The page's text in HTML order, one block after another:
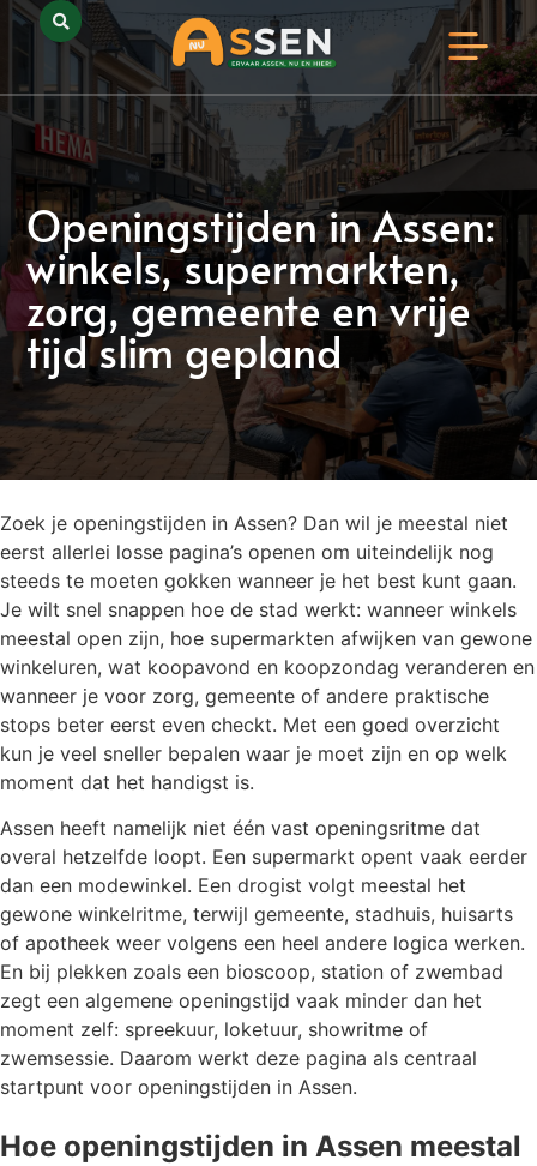
Openingstijden in Assen:
winkels, supermarkten,
zorg, gemeente en vrije
tijd slim gepland
Zoek je openingstijden in Assen? Dan wil je meestal niet
eerst allerlei losse pagina’s openen om uiteindelijk nog
steeds te moeten gokken wanneer je het best kunt gaan.
Je wilt snel snappen hoe de stad werkt: wanneer winkels
meestal open zijn, hoe supermarkten afwijken van gewone
winkeluren, wat koopavond en koopzondag veranderen en
wanneer je voor zorg, gemeente of andere praktische
stops beter eerst even checkt. Met een goed overzicht
kun je veel sneller bepalen waar je moet zijn en op welk
moment dat het handigst is.
Assen heeft namelijk niet één vast openingsritme dat
overal hetzelfde loopt. Een supermarkt opent vaak eerder
dan een modewinkel. Een drogist volgt meestal het
gewone winkelritme, terwijl gemeente, stadhuis, huisarts
of apotheek weer volgens een heel andere logica werken.
En bij plekken zoals een bioscoop, station of zwembad
zegt een algemene openingstijd vaak minder dan het
moment zelf: spreekuur, loketuur, showritme of
zwemsessie. Daarom werkt deze pagina als centraal
startpunt voor openingstijden in Assen.
Hoe openingstijden in Assen meestal